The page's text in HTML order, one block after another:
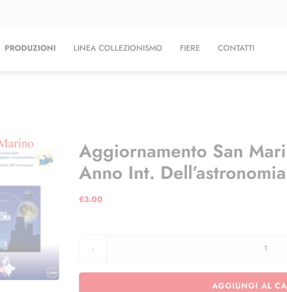
PRODUZIONI LINEA COLLEZIONISMO FIERE CONTATTI
Aggiornamento San
Anno Int. Dell’astronomia
€3.00
AGGIUNGI AL